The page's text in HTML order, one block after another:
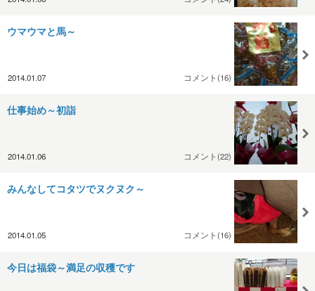
ウマウマと馬～
2014.01.07 コメント(16)
仕事始め～初詣
2014.01.06 コメント(22)
みんなしてコタツでヌクヌク～
2014.01.05 コメント(16)
今日は福袋～満足の収穫です